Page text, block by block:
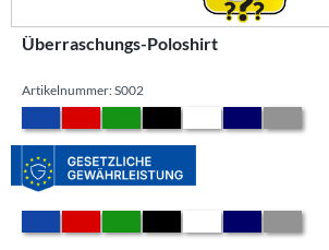
Überraschungs-Poloshirt
Artikelnummer: S002